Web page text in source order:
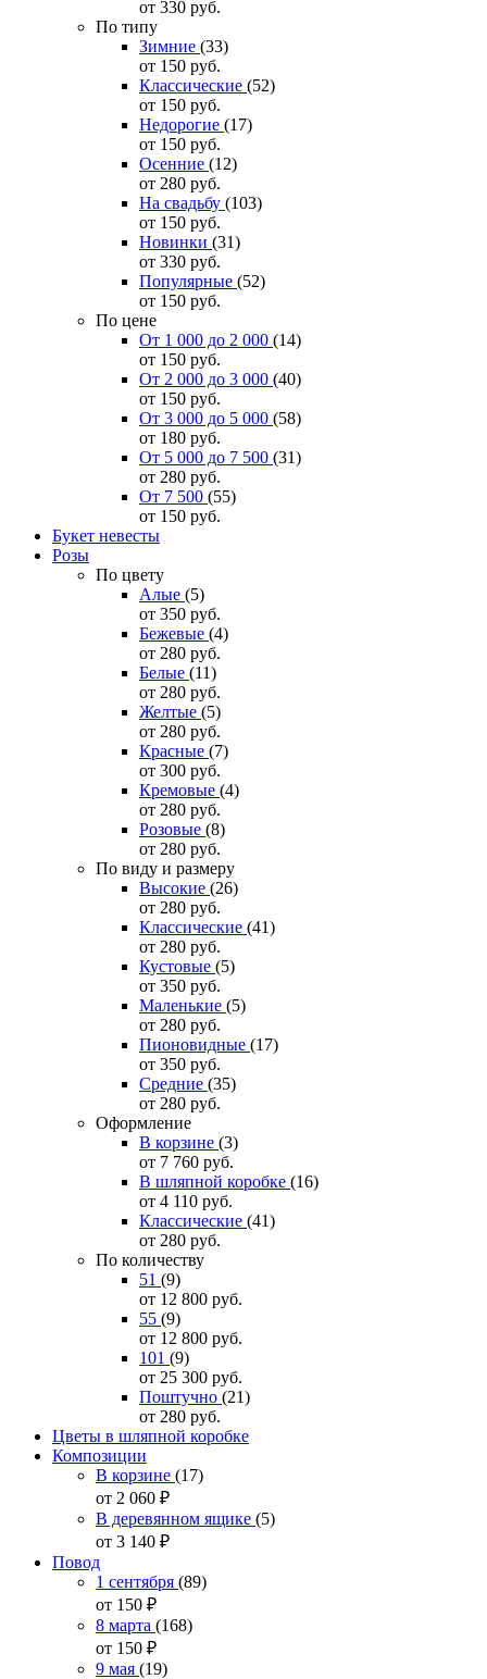
от 330 руб.
По типу
Зимние (33)
от 150 руб.
Классические (52)
от 150 руб.
Недорогие (17)
от 150 руб.
Осенние (12)
от 280 руб.
На свадьбу (103)
от 150 руб.
Новинки (31)
от 330 руб.
Популярные (52)
от 150 руб.
По цене
От 1 000 до 2 000 (14)
от 150 руб.
От 2 000 до 3 000 (40)
от 150 руб.
От 3 000 до 5 000 (58)
от 180 руб.
От 5 000 до 7 500 (31)
от 280 руб.
От 7 500 (55)
от 150 руб.
Букет невесты
Розы
По цвету
Алые (5)
от 350 руб.
Бежевые (4)
от 280 руб.
Белые (11)
от 280 руб.
Желтые (5)
от 280 руб.
Красные (7)
от 300 руб.
Кремовые (4)
от 280 руб.
Розовые (8)
от 280 руб.
По виду и размеру
Высокие (26)
от 280 руб.
Классические (41)
от 280 руб.
Кустовые (5)
от 350 руб.
Маленькие (5)
от 280 руб.
Пионовидные (17)
от 350 руб.
Средние (35)
от 280 руб.
Оформление
В корзине (3)
от 7 760 руб.
В шляпной коробке (16)
от 4 110 руб.
Классические (41)
от 280 руб.
По количеству
51 (9)
от 12 800 руб.
55 (9)
от 12 800 руб.
101 (9)
от 25 300 руб.
Поштучно (21)
от 280 руб.
Цветы в шляпной коробке
Композиции
В корзине (17)
от 2 060 ₽
В деревянном ящике (5)
от 3 140 ₽
Повод
1 сентября (89)
от 150 ₽
8 марта (168)
от 150 ₽
9 мая (19)